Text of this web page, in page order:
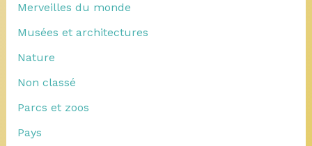
Merveilles du monde
Musées et architectures
Nature
Non classé
Parcs et zoos
Pays